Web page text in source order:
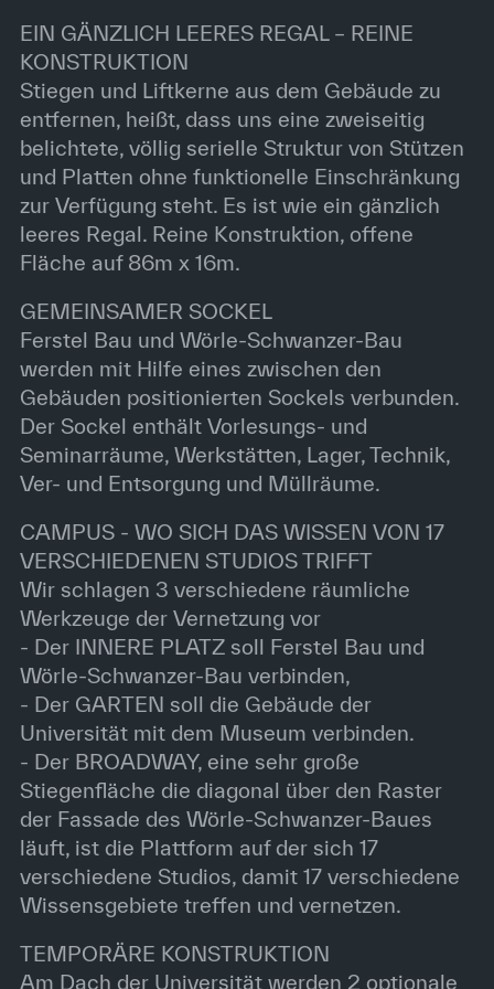
EIN GÄNZLICH LEERES REGAL – REINE
KONSTRUKTION
Stiegen und Liftkerne aus dem Gebäude zu
entfernen, heißt, dass uns eine zweiseitig
belichtete, völlig serielle Struktur von Stützen
und Platten ohne funktionelle Einschränkung
zur Verfügung steht. Es ist wie ein gänzlich
leeres Regal. Reine Konstruktion, offene
Fläche auf 86m x 16m.
GEMEINSAMER SOCKEL
Ferstel Bau und Wörle-Schwanzer-Bau
werden mit Hilfe eines zwischen den
Gebäuden positionierten Sockels verbunden.
Der Sockel enthält Vorlesungs- und
Seminarräume, Werkstätten, Lager, Technik,
Ver- und Entsorgung und Müllräume.
CAMPUS - WO SICH DAS WISSEN VON 17
VERSCHIEDENEN STUDIOS TRIFFT
Wir schlagen 3 verschiedene räumliche
Werkzeuge der Vernetzung vor
- Der INNERE PLATZ soll Ferstel Bau und
Wörle-Schwanzer-Bau verbinden,
- Der GARTEN soll die Gebäude der
Universität mit dem Museum verbinden.
- Der BROADWAY, eine sehr große
Stiegenfläche die diagonal über den Raster
der Fassade des Wörle-Schwanzer-Baues
läuft, ist die Plattform auf der sich 17
verschiedene Studios, damit 17 verschiedene
Wissensgebiete treffen und vernetzen.
TEMPORÄRE KONSTRUKTION
Am Dach der Universität werden 2 optionale